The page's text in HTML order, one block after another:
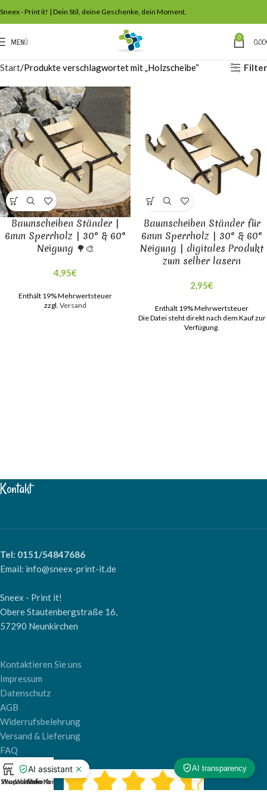
Sneex - Print it! | Dein Stil, deine Geschenke, dein Moment.
MENÜ 0 0,00
Start Produkte verschlagwortet mit „Holzscheibe“ Filter
Baumscheiben Ständer |
6mm Sperrholz | 30° & 60°
Neigung 🌳🎨
4,95€
Enthält 19% Mehrwertsteuer
zzgl. Versand
Baumscheiben Ständer für
6mm Sperrholz | 30° & 60°
Neigung | digitales Produkt
zum selber lasern
2,95€
Enthält 19% Mehrwertsteuer
Die Datei steht direkt nach dem Kauf zur
Verfügung.
Kontakt
Tel: 0151/54847686
Email: info@sneex-print-it.de
Sneex - Print it!
Obere Stautenbergstraße 16,
57290 Neunkirchen
Kontaktieren Sie uns
Impressum
Datenschutz
AGB
Widerrufsbelehrung
Versand & Lieferung
FAQ
Shop
Wunschliste
0
Warenkorb
Mein Konto